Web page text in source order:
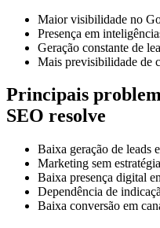
Maior visibilidade no
Presença em
Geração constante de
Mais previsibilidade de
Principais
SEO resolve
Baixa geração de leads
Marketing sem
Baixa presença digital
Dependência de
Baixa conversão em